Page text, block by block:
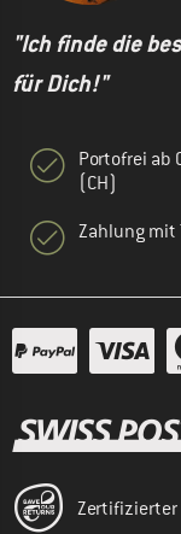
"Ich finde die
für Dich!"
Portofrei ab
(CH)
Zahlung mit
Zertifizierter